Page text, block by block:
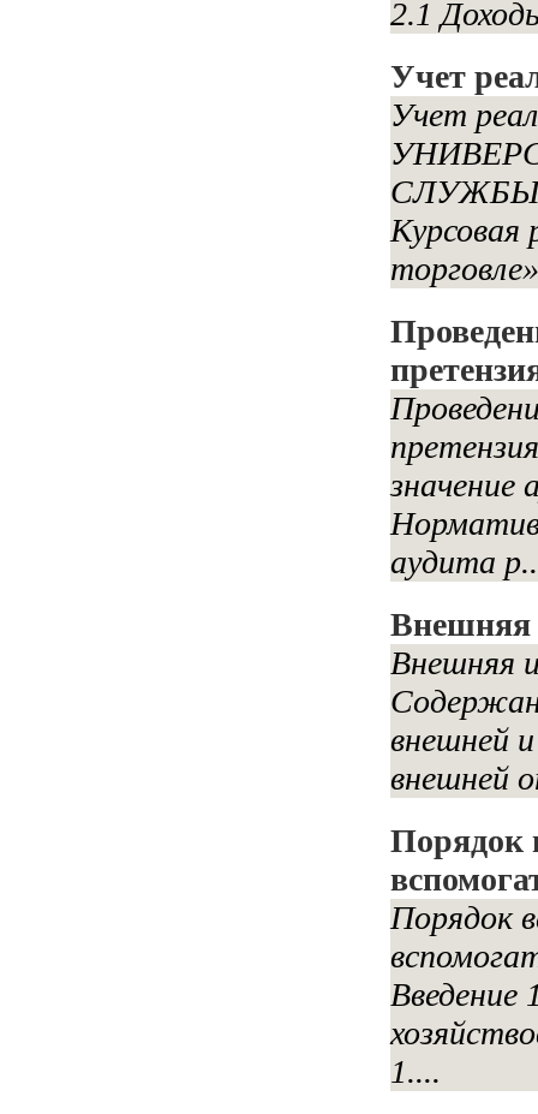
2.1
Учет
Учет
СЛУЖБЫ
значение
аудита
Внешняя
Внешняя
внешней
внешней
Порядок
Порядок
Введение
1....